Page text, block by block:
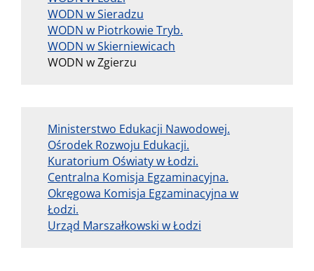
WODN w Sieradzu
WODN w Piotrkowie Tryb.
WODN w Skierniewicach
WODN w Zgierzu
Ministerstwo Edukacji Nawodowej.
Ośrodek Rozwoju Edukacji.
Kuratorium Oświaty w Łodzi.
Centralna Komisja Egzaminacyjna.
Okręgowa Komisja Egzaminacyjna w
Łodzi.
Urząd Marszałkowski w Łodzi